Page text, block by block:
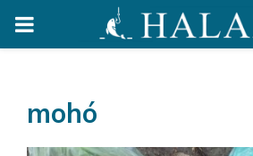
PRIMARY
mohó